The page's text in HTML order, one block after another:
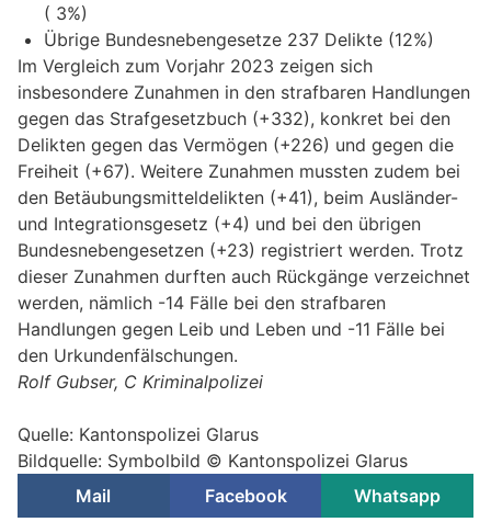
( 3%)
Übrige Bundesnebengesetze 237 Delikte (12%)
Im Vergleich zum Vorjahr 2023 zeigen sich
insbesondere Zunahmen in den strafbaren Handlungen
gegen das Strafgesetzbuch (+332), konkret bei den
Delikten gegen das Vermögen (+226) und gegen die
Freiheit (+67). Weitere Zunahmen mussten zudem bei
den Betäubungsmitteldelikten (+41), beim Ausländer-
und Integrationsgesetz (+4) und bei den übrigen
Bundesnebengesetzen (+23) registriert werden. Trotz
dieser Zunahmen durften auch Rückgänge verzeichnet
werden, nämlich -14 Fälle bei den strafbaren
Handlungen gegen Leib und Leben und -11 Fälle bei
den Urkundenfälschungen.
Rolf Gubser, C Kriminalpolizei
Quelle: Kantonspolizei Glarus
Bildquelle: Symbolbild © Kantonspolizei Glarus
Mail
Facebook Whatsapp